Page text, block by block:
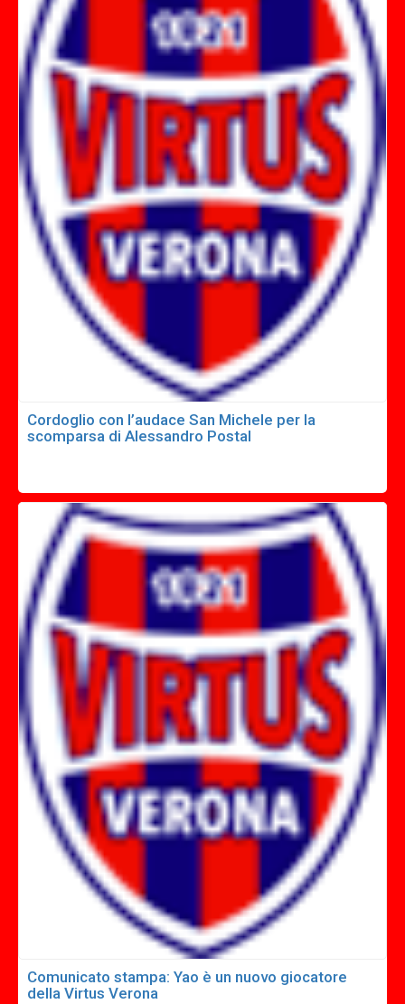
Cordoglio con l’audace San Michele per la
scomparsa di Alessandro Postal
Comunicato stampa: Yao è un nuovo giocatore
della Virtus Verona